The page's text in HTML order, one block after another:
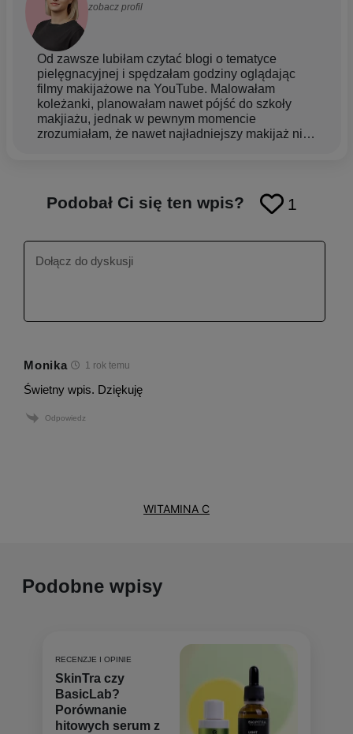
zobacz profil
Od zawsze lubiłam czytać blogi o tematyce
pielęgnacyjnej i spędzałam godziny oglądając
filmy makijażowe na YouTube. Malowałam
koleżanki, planowałam nawet pójść do szkoły
makjiażu, jednak w pewnym momencie
zrozumiałam, że nawet najładniejszy makijaż nie
przyszłości. Jednak życie zawsze pisze własne
scenariusze, więc jestem kosmetologiem i cieszę
cenię w kosmetykach składniki aktywne,
szczególnie kwasy, lubię obserwować efekty ich
działania i jak potrafią odmienić wygląd skóry :) A
poprawiają wygląd skóry. Jeżeli chodzi o moją
skórę, to jest mieszana, ze skłonnością do
zaskórników w strefie T. Nie przetłuszcza się za
powierzchni.
Podobał Ci się ten wpis? 1
Monika 1 rok temu
Świetny wpis. Dziękuję
Odpowiedz
WITAMINA C
Podobne wpisy
RECENZJE I OPINIE
SkinTra czy
BasicLab?
Porównanie
hitowych serum z